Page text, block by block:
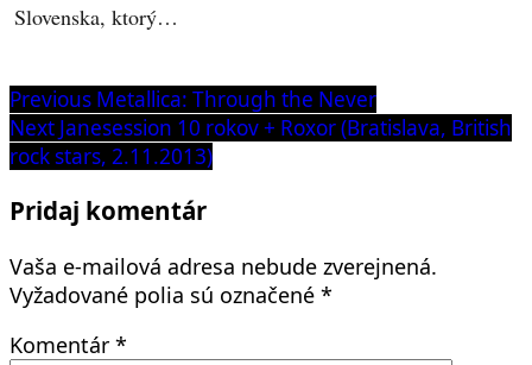
Slovenska, ktorý…
Navigácia
v
článku
Previous Previous
post:
Metallica: Through the Never
Next Next
post:
Janesession 10 rokov + Roxor (Bratislava, British
rock stars, 2.11.2013)
Pridaj komentár
Vaša e-mailová adresa nebude zverejnená.
Vyžadované polia sú označené *
Komentár *